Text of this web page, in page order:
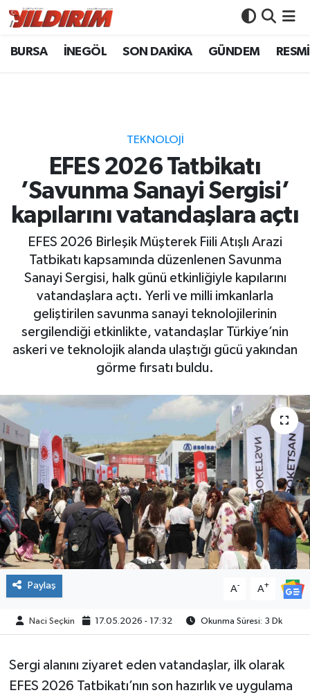
BURSA İNEGÖL SON DAKİKA GÜNDEM
TEKNOLOJI
EFES 2026 Tatbikatı
’Savunma Sanayi Sergisi’
kapılarını vatandaşlara açtı
EFES 2026 Birleşik Müşterek Fiili Atışlı Arazi
Tatbikatı kapsamında düzenlenen Savunma
Sanayi Sergisi, halk günü etkinliğiyle kapılarını
vatandaşlara açtı. Yerli ve milli imkanlarla
geliştirilen savunma sanayi teknolojilerinin
sergilendiği etkinlikte, vatandaşlar Türkiye’nin
askeri ve teknolojik alanda ulaştığı gücü yakından
görme fırsatı buldu.
Paylaş A- A+
Naci Seçkin 17.05.2026 - 17:32 Okunma Süresi: 3 Dk
Sergi alanını ziyaret eden vatandaşlar, ilk olarak
EFES 2026 Tatbikatı’nın son hazırlık ve uygulama
BURSA
GÜNDEM
RESMİ İLANLAR
KÖŞE YAZILARI
SİYASET
YAŞAM
SPOR
Bursa Nöbetçi Eczaneler
Bursa Trafik Yoğunluk Haritası
Süper Lig Puan Durumu ve Fikstür
Tüm Manşetler
Son Dakika Haberleri
Haber Arşivi